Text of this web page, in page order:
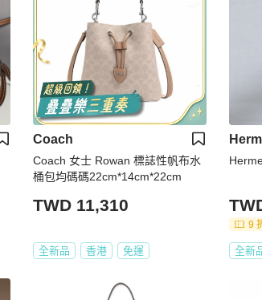
Coach
Coach 女士 Rowan 標誌性帆布水
桶包均碼碼22cm*14cm*22cm
TWD 11,310
全新品 香港 免運
9
全新